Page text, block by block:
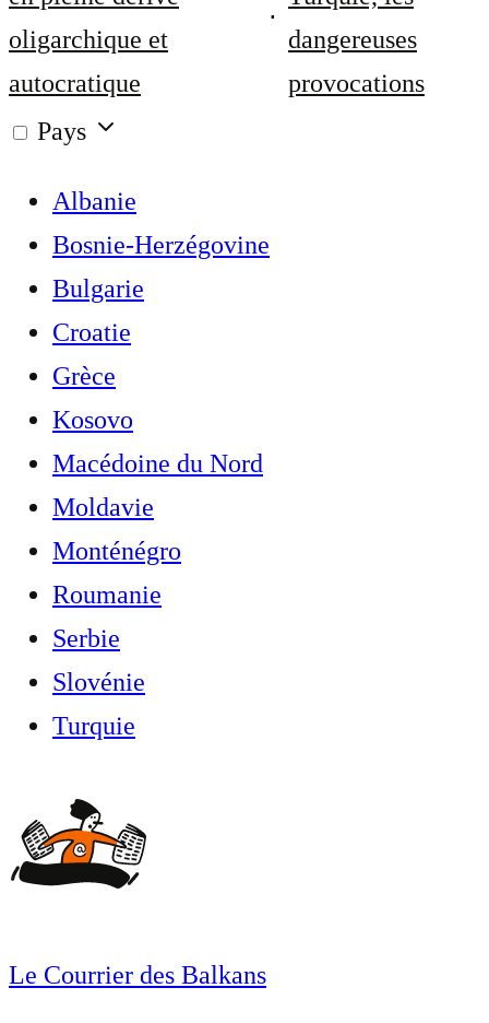
oligarchique et
autocratique
dangereuses
provocations
Pays
Albanie
Bosnie-Herzégovine
Bulgarie
Croatie
Grèce
Kosovo
Macédoine du Nord
Moldavie
Monténégro
Roumanie
Serbie
Slovénie
Turquie
Le Courrier des Balkans